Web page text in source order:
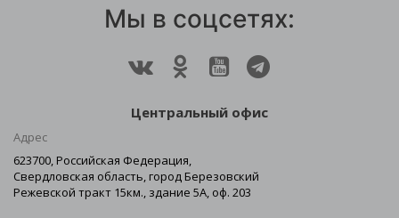
Мы в соцсетях:
Центральный офис
Адрес
623700, Российская Федерация,
Свердловская область, город Березовский
Режевской тракт 15км., здание 5А, оф. 203